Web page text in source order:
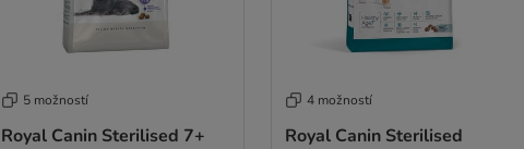
5 možností
Royal Canin Sterilised 7+
4 možností
Royal Canin Sterilised